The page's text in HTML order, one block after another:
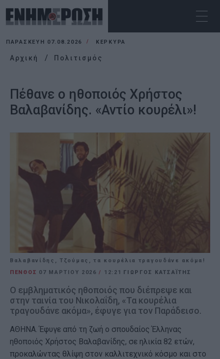
ΠΑΡΑΣΚΕΥΉ 07.08.2026 ΚΕΡΚΥΡΑ
Αρχική Πολιτισμός
Πέθανε ο ηθοποιός Χρήστος
Βαλαβανίδης. «Αντίο κουρέλι»!
Bαλαβανίδης, Τζούμας, τα κουρέλια τραγουδάνε ακόμα!
ΠΕΝΘΟΣ 07 ΜΑΡΤΊΟΥ 2026/ 12:21 ΓΙΩΡΓΟΣ ΚΑΤΣΑΪΤΗΣ
Ο εμβληματικός ηθοποιός που διέπρεψε και
στην ταινία του Νικολαΐδη, «Τα κουρέλια
τραγουδάνε ακόμα», έφυγε για τον Παράδεισο.
ΑΘΗΝΑ. Έφυγε από τη ζωή ο σπουδαίος Έλληνας
ηθοποιός Χρήστος Βαλαβανίδης, σε ηλικία 82 ετών,
προκαλώντας θλίψη στον καλλιτεχνικό κόσμο και στο